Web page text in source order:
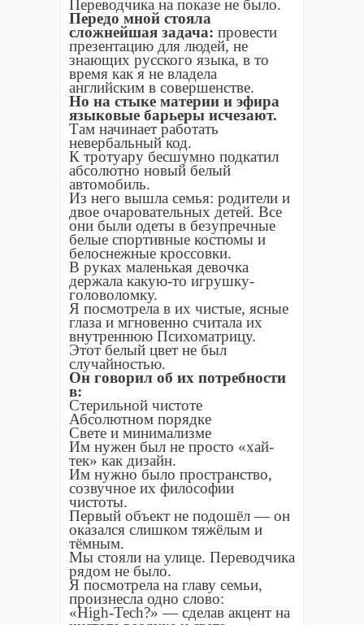
Переводчика на показе не было.
Передо мной стояла
сложнейшая задача: провести
презентацию для людей, не
знающих русского языка, в то
время как я не владела
английским в совершенстве.
Но на стыке материи и эфира
языковые барьеры исчезают.
Там начинает работать
невербальный код.
К тротуару бесшумно подкатил
абсолютно новый белый
автомобиль.
Из него вышла семья: родители и
двое очаровательных детей. Все
они были одеты в безупречные
белые спортивные костюмы и
белоснежные кроссовки.
В руках маленькая девочка
держала какую-то игрушку-
головоломку.
Я посмотрела в их чистые, ясные
глаза и мгновенно считала их
внутреннюю Психоматрицу.
Этот белый цвет не был
случайностью.
Он говорил об их потребности
в:
Стерильной чистоте
Абсолютном порядке
Свете и минимализме
Им нужен был не просто «хай-
тек» как дизайн.
Им нужно было пространство,
созвучное их философии
чистоты.
Первый объект не подошёл — он
оказался слишком тяжёлым и
тёмным.
Мы стояли на улице. Переводчика
рядом не было.
Я посмотрела на главу семьи,
произнесла одно слово:
«High-Tech?» — сделав акцент на